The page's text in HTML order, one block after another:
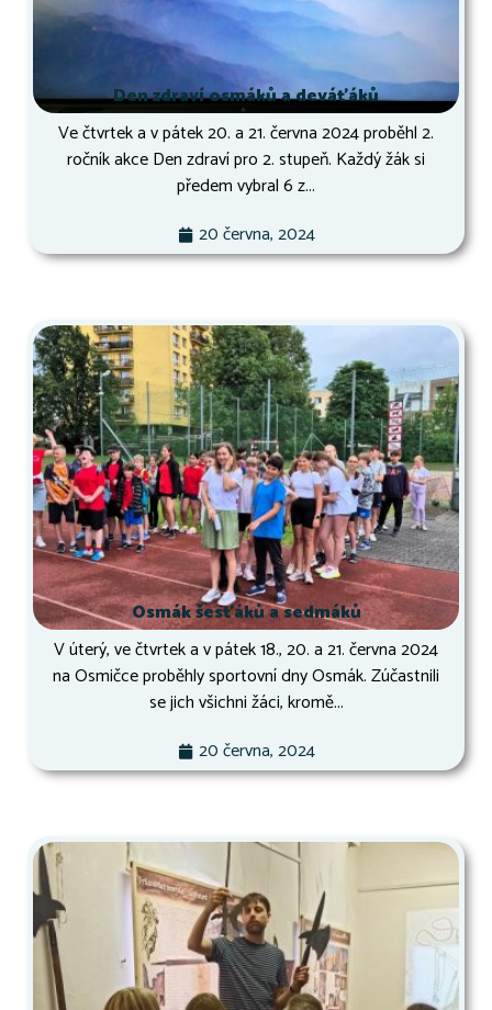
Den zdraví osmáků a deváťáků
Ve čtvrtek a v pátek 20. a 21. června 2024 proběhl 2.
ročník akce Den zdraví pro 2. stupeň. Každý žák si
předem vybral 6 z...
20 června, 2024
Osmák šesťáků a sedmáků
V úterý, ve čtvrtek a v pátek 18., 20. a 21. června 2024
na Osmičce proběhly sportovní dny Osmák. Zúčastnili
se jich všichni žáci, kromě...
20 června, 2024